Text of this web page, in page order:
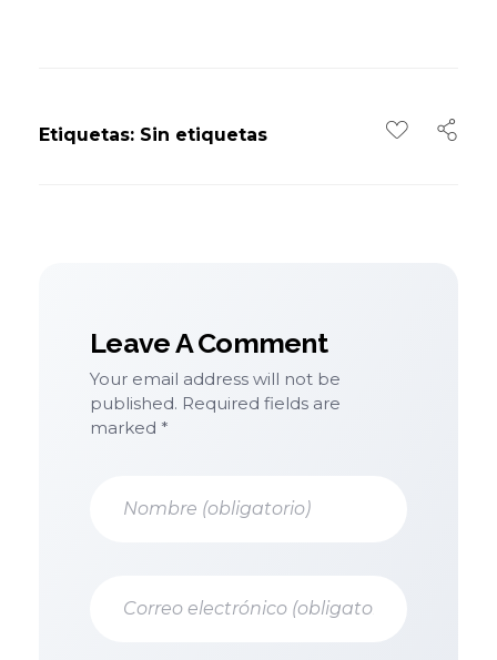
Etiquetas: Sin etiquetas
Leave A Comment
Your email address will not be
published. Required fields are
marked *